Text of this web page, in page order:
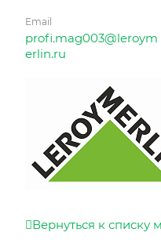
Email
profi.mag003@leroym
erlin.ru
Вернуться к списку